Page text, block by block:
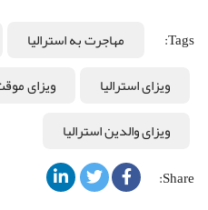
Tags: مهاجرت به استرالیا
ویزای استرالیا
ویزای
ویزای والدین استرالیا
Share: